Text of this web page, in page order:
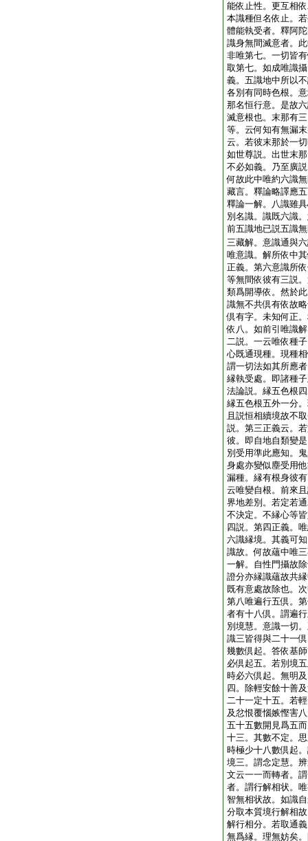
能依止性。更互相
本識種但名依止。
體能執受者。釋阿
識身無間滅意者。
非唯第七。一切皆
取第七。如成唯識
義。五識地中所以
各別有同時色根。
那名恒行意。是故
滅意根也。末那有
等。云何知有無漏
云。若彼末那於一
如世尊説。出世末
不必如義。乃至廣
何故此中唯約六識
藏言。釋論略譯應
釋論一解。八識雖
別名識。識既六識
前五識地已説五識
三藏解。意識通與
唯意識。解所依中
正義。第六意識所
等無間依彼有三説
類爲開導依。然於
識無不共倶有依故
倶有字。未知何正
依八。如前引唯識
二説。一云唯依種
心既通現種。現種
謂一切法如其所應
縁執受處。即諸種
法論説。縁五色根
縁五色根五外一分
且説恒相續境故不
説。第三正義云。
彼。即自地自類變
別受用準此應知。
身處亦變似塵受用
漏種。縁有根身彼
云唯變自根。前來
界地差別。若定若
不決定。不縁心等
四説。第四正義。
六識縁境。其義可
識故。何故蘊中唯
一解。自性門攝故
證分亦縁識蘊故共
既有意處故除也。
第八唯遍行五倶。
者有十八倶。謂遍
別境慧。意識一切
識三皆得與二十一
幾數倶起。答依基
必倶起五。若別境
時必六倶起。無明
四。除輕安餘十善
二十一定十五。若
及忿恨覆惱嫉慳害
五十五數開見爲五
十三。其數不定。
時極少十八數倶起
境三。謂念定慧。
文云一一而轉者。
者。謂行解相状。
智無相状故。如識
分取本質境行解相
解行相分。若取通
無爲縁。理無妨矣